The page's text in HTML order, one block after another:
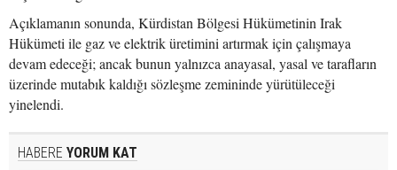
Açıklamanın sonunda, Kürdistan Bölgesi Hükümetinin Irak
Hükümeti ile gaz ve elektrik üretimini artırmak için çalışmaya
devam edeceği; ancak bunun yalnızca anayasal, yasal ve tarafların
üzerinde mutabık kaldığı sözleşme zemininde yürütüleceği
yinelendi.
HABERE YORUM KAT